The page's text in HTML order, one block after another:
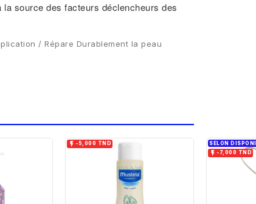
source des facteurs déclencheurs des
/ Répare Durablement la peau
 -5,000 TND SELON
 -7,000 TND